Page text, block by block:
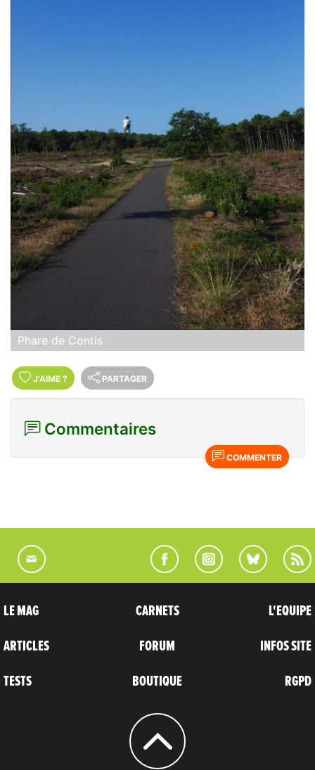
Phare de Contis
J'AIME ? PARTAGER
Commentaires
COMMENTER
LE MAG
ARTICLES
TESTS
CARNETS
FORUM
BOUTIQUE
L'EQUIPE
INFOS SITE
RGPD